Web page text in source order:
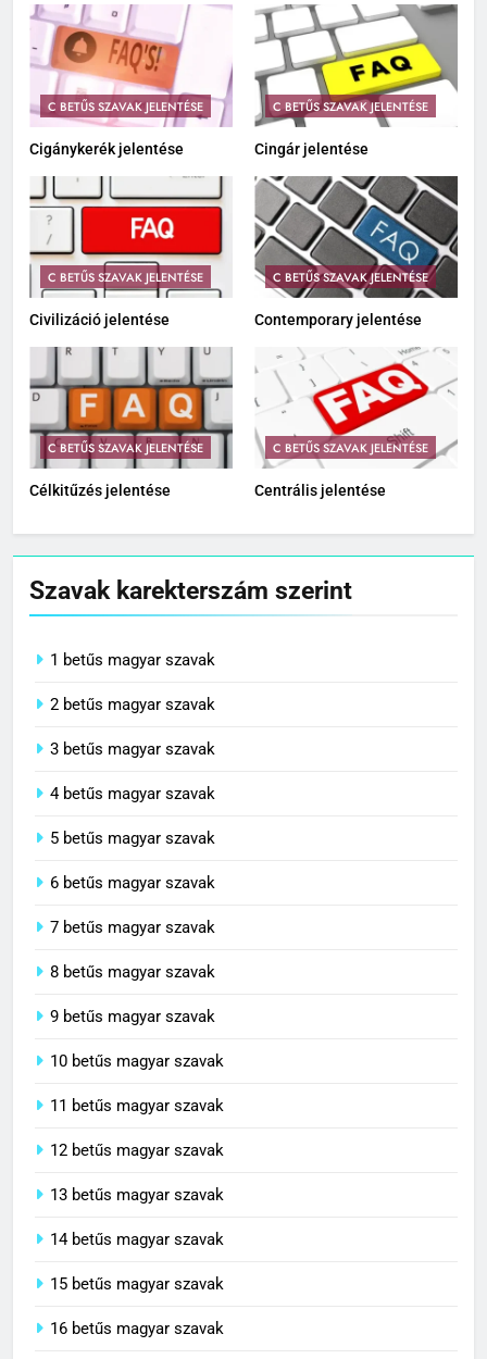
C BETŰS SZAVAK JELENTÉSE
Cigánykerék jelentése
C BETŰS SZAVAK JELENTÉSE
Cingár jelentése
C BETŰS SZAVAK JELENTÉSE
Civilizáció jelentése
C BETŰS SZAVAK JELENTÉSE
Contemporary jelentése
C BETŰS SZAVAK JELENTÉSE
Célkitűzés jelentése
C BETŰS SZAVAK JELENTÉSE
Centrális jelentése
Szavak karekterszám szerint
1 betűs magyar szavak
2 betűs magyar szavak
3 betűs magyar szavak
4 betűs magyar szavak
5 betűs magyar szavak
6 betűs magyar szavak
7 betűs magyar szavak
8 betűs magyar szavak
9 betűs magyar szavak
10 betűs magyar szavak
11 betűs magyar szavak
12 betűs magyar szavak
13 betűs magyar szavak
14 betűs magyar szavak
15 betűs magyar szavak
16 betűs magyar szavak